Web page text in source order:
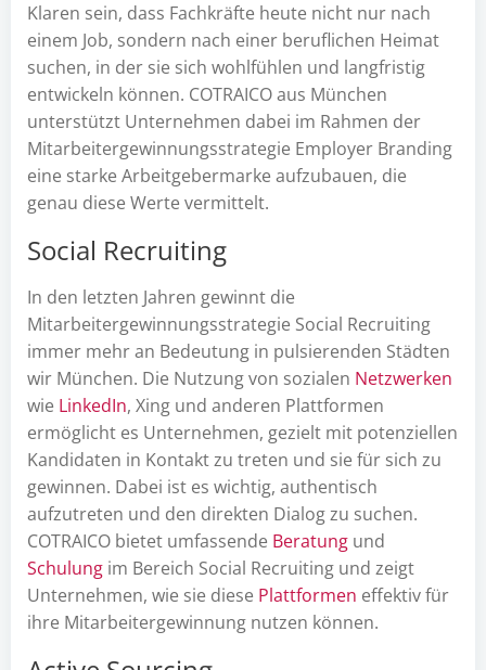
Klaren sein, dass Fachkräfte heute nicht nur nach
einem Job, sondern nach einer beruflichen Heimat
suchen, in der sie sich wohlfühlen und langfristig
entwickeln können. COTRAICO aus München
unterstützt Unternehmen dabei im Rahmen der
Mitarbeitergewinnungsstrategie Employer Branding
eine starke Arbeitgebermarke aufzubauen, die
genau diese Werte vermittelt.
Social Recruiting
In den letzten Jahren gewinnt die
Mitarbeitergewinnungsstrategie Social Recruiting
immer mehr an Bedeutung in pulsierenden Städten
wir München. Die Nutzung von sozialen Netzwerken
wie LinkedIn, Xing und anderen Plattformen
ermöglicht es Unternehmen, gezielt mit potenziellen
Kandidaten in Kontakt zu treten und sie für sich zu
gewinnen. Dabei ist es wichtig, authentisch
aufzutreten und den direkten Dialog zu suchen.
COTRAICO bietet umfassende Beratung und
Schulung im Bereich Social Recruiting und zeigt
Unternehmen, wie sie diese Plattformen effektiv für
ihre Mitarbeitergewinnung nutzen können.